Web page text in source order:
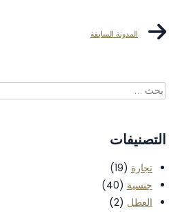
المدونة السابقة
التصنيفات
تجارة (19)
جنسية (40)
العطل (2)